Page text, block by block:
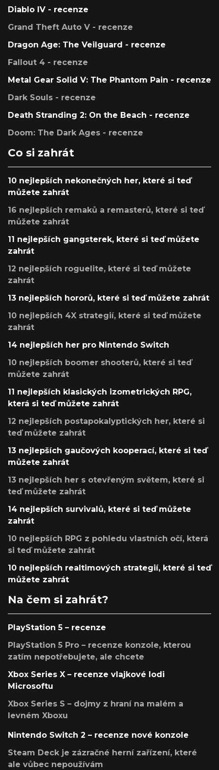
Diablo IV - recenze
Grand Theft Auto V - recenze
Dragon Age: The Veilguard - recenze
Fallout 4 - recenze
Metal Gear Solid V: The Phantom Pain - recenze
Dark Souls - recenze
Death Stranding 2: On the Beach - recenze
Doom: The Dark Ages - recenze
Co si zahrát
10 nejlepších nekonečných her, které si teď
můžete zahrát
16 nejlepších remaků a remasterů, které si teď
můžete zahrát
11 nejlepších gangsterek, které si teď můžete
zahrát
12 nejlepších roguelite, které si teď můžete
zahrát
13 nejlepších hororů, které si teď můžete zahrát
10 nejlepších 4X strategií, které si teď můžete
zahrát
14 nejlepších her pro Nintendo Switch
10 nejlepších boomer shooterů, které si teď
můžete zahrát
11 nejlepších klasických izometrických RPG,
která si teď můžete zahrát
12 nejlepších postapokalyptických her, které si
teď můžete zahrát
13 nejlepších gaučových kooperací, které si teď
můžete zahrát
13 nejlepších her s otevřeným světem, které si
teď můžete zahrát
14 nejlepších survivalů, které si teď můžete
zahrát
10 nejlepších RPG z pohledu vlastních očí, která
si teď můžete zahrát
10 nejlepších realtimových strategií, které si teď
můžete zahrát
Na čem si zahrát?
PlayStation 5 – recenze
PlayStation 5 Pro – recenze konzole, kterou
zatím nepotřebujete, ale chcete
Xbox Series X – recenze vlajkové lodi
Microsoftu
Xbox Series S – dojmy z hraní na malém a
levném Xboxu
Nintendo Switch 2 – recenze nové konzole
Steam Deck je zázračné herní zařízení, které
ale vůbec nepoužívám